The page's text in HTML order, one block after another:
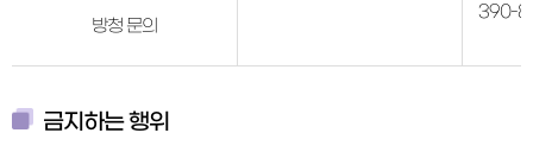
방청 문의
390-
금지하는 행위